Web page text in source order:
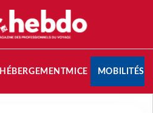
HÉBERGEMENTMICE MOBILITÉS